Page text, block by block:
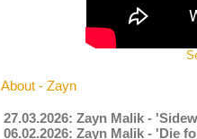
About - Zayn
27.03.2026: Zayn Malik -
06.02.2026: Zayn Malik - 'Die